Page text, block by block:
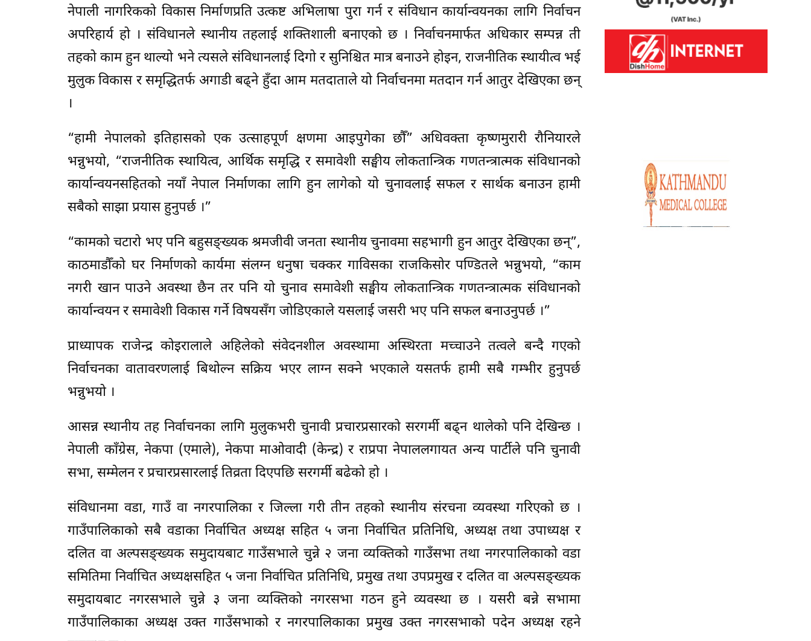
नेपाली नागरिकको विकास निर्माणप्रति उत्कष्ट अभिलाषा पुरा गर्न र संविधान कार्यान्वयनका लागि निर्वाचन
अपरिहार्य हो । संविधानले स्थानीय तहलाई शक्तिशाली बनाएको छ । निर्वाचनमार्फत अधिकार सम्पन्न ती
तहको काम हुन थाल्यो भने त्यसले संविधानलाई दिगो र सुनिश्चित मात्र बनाउने होइन, राजनीतिक स्थायीत्व भई
मुलुक विकास र समृद्धितर्फ अगाडी बढ्ने हुँदा आम मतदाताले यो निर्वाचनमा मतदान गर्न आतुर देखिएका छन्
।
“हामी नेपालको इतिहासको एक उत्साहपूर्ण क्षणमा आइपुगेका छौँ” अधिवक्ता कृष्णमुरारी रौनियारले
भन्नुभयो, “राजनीतिक स्थायित्व, आर्थिक समृद्धि र समावेशी सङ्घीय लोकतान्त्रिक गणतन्त्रात्मक संविधानको
कार्यान्वयनसहितको नयाँ नेपाल निर्माणका लागि हुन लागेको यो चुनावलाई सफल र सार्थक बनाउन हामी
सबैको साझा प्रयास हुनुपर्छ ।”
“कामको चटारो भए पनि बहुसङ्ख्यक श्रमजीवी जनता स्थानीय चुनावमा सहभागी हुन आतुर देखिएका छन्”,
काठमाडौँको घर निर्माणको कार्यमा संलग्न धनुषा चक्कर गाविसका राजकिसोर पण्डितले भन्नुभयो, “काम
नगरी खान पाउने अवस्था छैन तर पनि यो चुनाव समावेशी सङ्घीय लोकतान्त्रिक गणतन्त्रात्मक संविधानको
कार्यान्वयन र समावेशी विकास गर्ने विषयसँग जोडिएकाले यसलाई जसरी भए पनि सफल बनाउनुपर्छ ।”
प्राध्यापक राजेन्द्र कोइरालाले अहिलेको संवेदनशील अवस्थामा अस्थिरता मच्चाउने तत्वले बन्दै गएको
निर्वाचनका वातावरणलाई बिथोल्न सक्रिय भएर लाग्न सक्ने भएकाले यसतर्फ हामी सबै गम्भीर हुनुपर्छ
भन्नुभयो ।
आसन्न स्थानीय तह निर्वाचनका लागि मुलुकभरी चुनावी प्रचारप्रसारको सरगर्मी बढ्न थालेको पनि देखिन्छ ।
नेपाली काँग्रेस, नेकपा (एमाले), नेकपा माओवादी (केन्द्र) र राप्रपा नेपाललगायत अन्य पार्टीले पनि चुनावी
सभा, सम्मेलन र प्रचारप्रसारलाई तिव्रता दिएपछि सरगर्मी बढेको हो ।
संविधानमा वडा, गाउँ वा नगरपालिका र जिल्ला गरी तीन तहको स्थानीय संरचना व्यवस्था गरिएको छ ।
गाउँपालिकाको सबै वडाका निर्वाचित अध्यक्ष सहित ५ जना निर्वाचित प्रतिनिधि, अध्यक्ष तथा उपाध्यक्ष र
दलित वा अल्पसङ्ख्यक समुदायबाट गाउँसभाले चुन्ने २ जना व्यक्तिको गाउँसभा तथा नगरपालिकाको वडा
समितिमा निर्वाचित अध्यक्षसहित ५ जना निर्वाचित प्रतिनिधि, प्रमुख तथा उपप्रमुख र दलित वा अल्पसङ्ख्यक
समुदायबाट नगरसभाले चुन्ने ३ जना व्यक्तिको नगरसभा गठन हुने व्यवस्था छ । यसरी बन्ने सभामा
गाउँपालिकाका अध्यक्ष उक्त गाउँसभाको र नगरपालिकाका प्रमुख उक्त नगरसभाको पदेन अध्यक्ष रहने